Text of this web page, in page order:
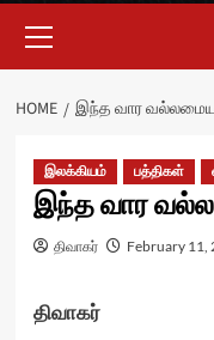
Menu
HOME இந்த வார
இலக்கியம் பத்திகள்
இந்த வார
திவாகர் February 11,
திவாகர்